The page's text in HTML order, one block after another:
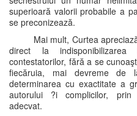
superioară valorii probabile a
se preconizează.
Mai mult, Curtea
direct la indisponibilizarea
contestatorilor, fără a se
fiecăruia, mai devreme de
determinarea cu exactitate a
autorului ?i complicilor, prin
adecvat.